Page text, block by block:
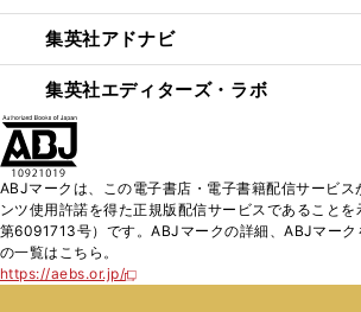
集英社アドナビ
集英社エディターズ・ラボ
ABJマークは、この電子書店・電子書籍配信サービス
ンツ使用許諾を得た正規版配信サービスであること
第6091713号）です。ABJマークの詳細、ABJマーク
の一覧はこちら。
https://aebs.or.jp/
新